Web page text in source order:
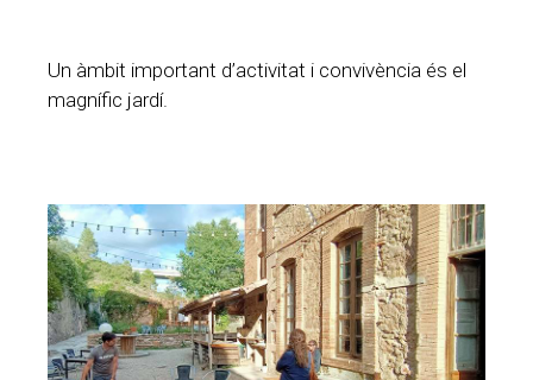
Un àmbit important d’activitat i convivència és el
magnífic jardí.